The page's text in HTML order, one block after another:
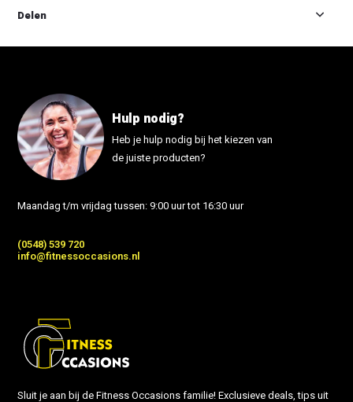
Delen
Hulp nodig?
Heb je hulp nodig bij het kiezen van
de juiste producten?
Maandag t/m vrijdag tussen: 9:00 uur tot 16:30 uur
(0548) 539 720
info@fitnessoccasions.nl
Sluit je aan bij de Fitness Occasions familie! Exclusieve deals, tips uit